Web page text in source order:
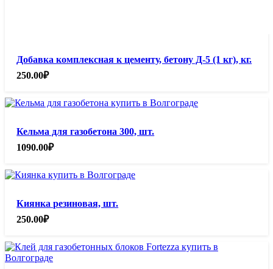
Добавка комплексная к цементу, бетону Д-5 (1 кг), кг.
250.00₽
Кельма для газобетона 300, шт.
1090.00₽
Киянка резиновая, шт.
250.00₽